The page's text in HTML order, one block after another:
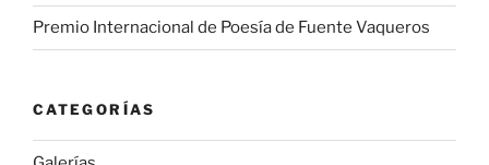
Premio Internacional de Poesía de Fuente Vaqueros
CATEGORÍAS